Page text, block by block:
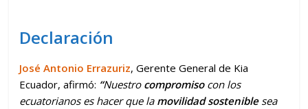
Declaración
José Antonio Errazuriz, Gerente General de Kia
Ecuador, afirmó: “Nuestro compromisocon los
ecuatorianos es hacer que la movilidad sosteniblesea